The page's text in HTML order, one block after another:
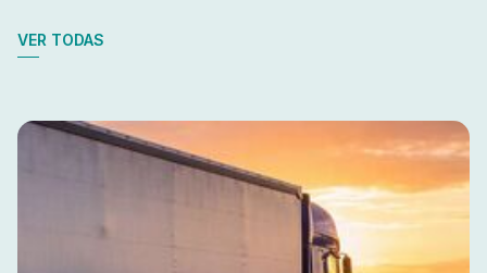
VER TODAS